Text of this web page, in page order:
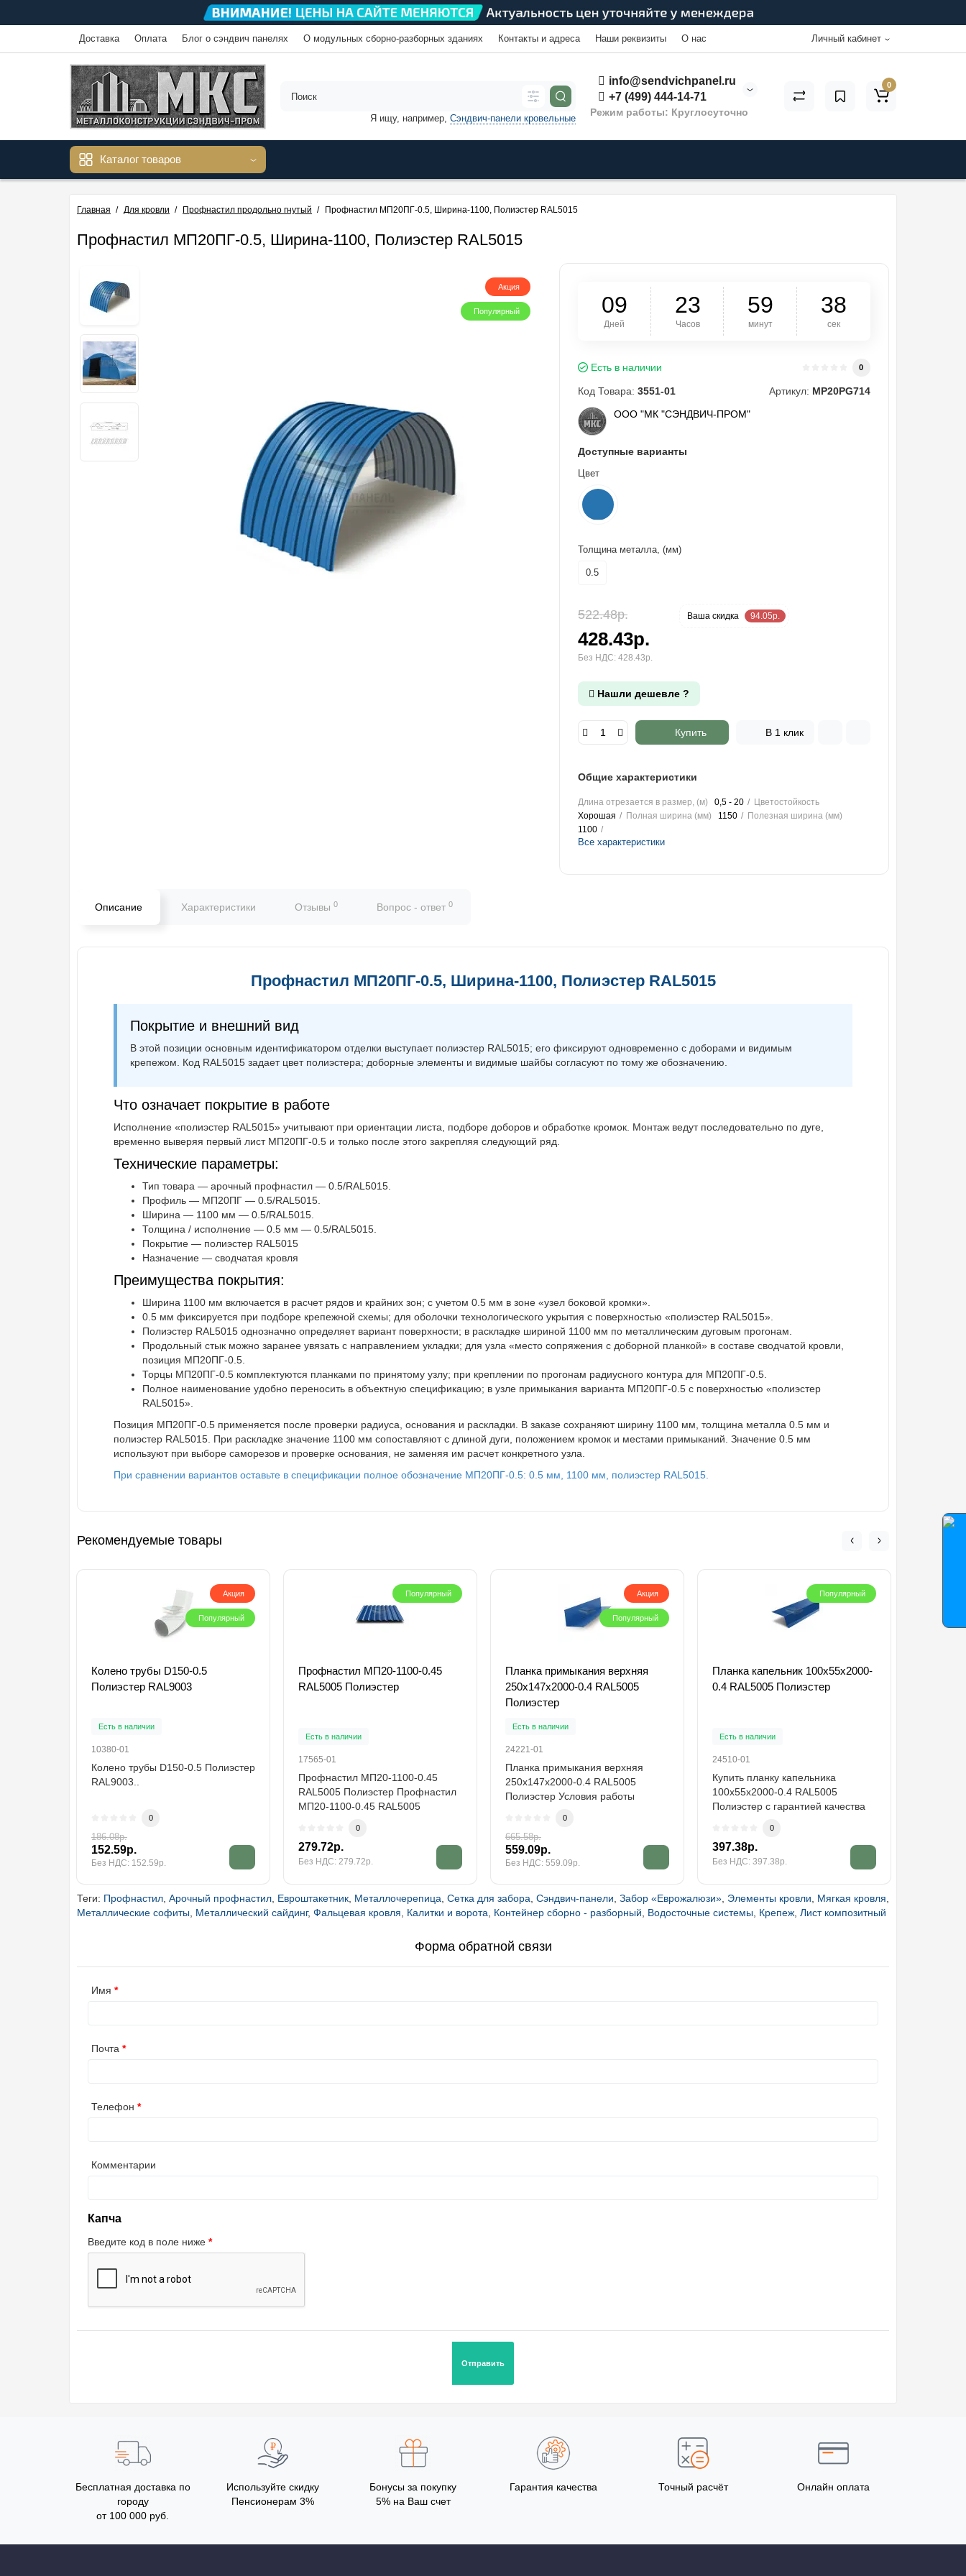
Доставка Оплата Блог о сэндвич панелях О модульных сборно-разборных зданиях Контакты и адреса Наши реквизиты О нас Личный кабинет
info@sendvichpanel.ru
+7 (499) 444-14-71
Режим работы: Круглосуточно
Я ищу, например, Сэндвич-панели кровельные
0
Каталог товаров
Главная Для кровли Профнастил продольно гнутый Профнастил МП20ПГ-0.5, Ширина-1100, Полиэстер RAL5015
Профнастил МП20ПГ-0.5, Ширина-1100, Полиэстер RAL5015
Акция
Популярный 09
Дней
23
Часов
59
минут
37
сек
Есть в наличии 0
Код Товара: 3551-01 Артикул: MP20PG714
ООО "МК "СЭНДВИЧ-ПРОМ"
Доступные варианты
Цвет
Толщина металла, (мм)
0.5
522.48р. Ваша cкидка 94.05р.
428.43р.
Без НДС: 428.43р.
Нашли дешевле ?
Купить В 1 клик
Общие характеристики
Длина отрезается в размер, (м) 0,5 - 20
Цветостойкость
Хорошая
Полная ширина (мм) 1150
Полезная ширина (мм)
1100
Все характеристики
Описание Характеристики Отзывы 0 Вопрос - ответ 0
Профнастил МП20ПГ-0.5, Ширина-1100, Полиэстер RAL5015
Покрытие и внешний вид
В этой позиции основным идентификатором отделки выступает полиэстер RAL5015; его фиксируют одновременно с доборами и видимым
крепежом. Код RAL5015 задает цвет полиэстера; доборные элементы и видимые шайбы согласуют по тому же обозначению.
Что означает покрытие в работе
Исполнение «полиэстер RAL5015» учитывают при ориентации листа, подборе доборов и обработке кромок. Монтаж ведут последовательно по дуге,
временно выверяя первый лист МП20ПГ-0.5 и только после этого закрепляя следующий ряд.
Технические параметры:
Тип товара — арочный профнастил — 0.5/RAL5015.
Профиль — МП20ПГ — 0.5/RAL5015.
Ширина — 1100 мм — 0.5/RAL5015.
Толщина / исполнение — 0.5 мм — 0.5/RAL5015.
Покрытие — полиэстер RAL5015
Назначение — сводчатая кровля
Преимущества покрытия:
Ширина 1100 мм включается в расчет рядов и крайних зон; с учетом 0.5 мм в зоне «узел боковой кромки».
0.5 мм фиксируется при подборе крепежной схемы; для оболочки технологического укрытия с поверхностью «полиэстер RAL5015».
Полиэстер RAL5015 однозначно определяет вариант поверхности; в раскладке шириной 1100 мм по металлическим дуговым прогонам.
Продольный стык можно заранее увязать с направлением укладки; для узла «место сопряжения с доборной планкой» в составе сводчатой кровли,
позиция МП20ПГ-0.5.
Торцы МП20ПГ-0.5 комплектуются планками по принятому узлу; при креплении по прогонам радиусного контура для МП20ПГ-0.5.
Полное наименование удобно переносить в объектную спецификацию; в узле примыкания варианта МП20ПГ-0.5 с поверхностью «полиэстер
RAL5015».
Позиция МП20ПГ-0.5 применяется после проверки радиуса, основания и раскладки. В заказе сохраняют ширину 1100 мм, толщина металла 0.5 мм и
полиэстер RAL5015. При раскладке значение 1100 мм сопоставляют с длиной дуги, положением кромок и местами примыканий. Значение 0.5 мм
используют при выборе саморезов и проверке основания, не заменяя им расчет конкретного узла.
При сравнении вариантов оставьте в спецификации полное обозначение МП20ПГ-0.5: 0.5 мм, 1100 мм, полиэстер RAL5015.
Рекомендуемые товары
Акция
Популярный
Колено трубы D150-0.5
Полиэстер RAL9003
Есть в наличии
10380-01
Колено трубы D150-0.5 Полиэстер
RAL9003..
0
186.08р.
152.59р.
Без НДС: 152.59р.
Популярный
Профнастил МП20-1100-0.45
RAL5005 Полиэстер
Есть в наличии
17565-01
Профнастил МП20-1100-0.45
RAL5005 Полиэстер Профнастил
МП20-1100-0.45 RAL5005
0
279.72р.
Без НДС: 279.72р.
Акция
Популярный
Планка примыкания верхняя
250х147х2000-0.4 RAL5005
Полиэстер
Есть в наличии
24221-01
Планка примыкания верхняя
250х147х2000-0.4 RAL5005
Полиэстер Условия работы
0
665.58р.
559.09р.
Без НДС: 559.09р.
Популярный
Планка капельник 100х55х2000-
0.4 RAL5005 Полиэстер
Есть в наличии
24510-01
Купить планку капельника
100х55х2000-0.4 RAL5005
Полиэстер с гарантией качества
0
397.38р.
Без НДС: 397.38р.
Теги: Профнастил Арочный профнастил Евроштакетник Металлочерепица Сетка для забора Сэндвич-панели Забор «Еврожалюзи» Элементы кровли Мягкая кровля
Металлические софиты
Металлический сайдинг, Фальцевая кровля Калитки и ворота Контейнер сборно - разборный Водосточные системы Крепеж Лист композитный
Форма обратной связи
Имя
Почта
Телефон
Комментарии
Капча
Введите код в поле ниже
Бесплатная доставка по
городу
от 100 000 руб.
Используйте скидку
Пенсионерам 3%
Бонусы за покупку
5% на Ваш счет
Гарантия качества Точный расчёт Онлайн оплата